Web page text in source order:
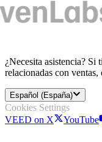
¿Necesita asistencia? Si
relacionadas con ventas,
Español (España)
Cookies Settings
VEED on X
YouTube